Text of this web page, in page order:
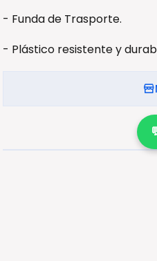
- Funda de Trasporte.
- Plástico resistente y